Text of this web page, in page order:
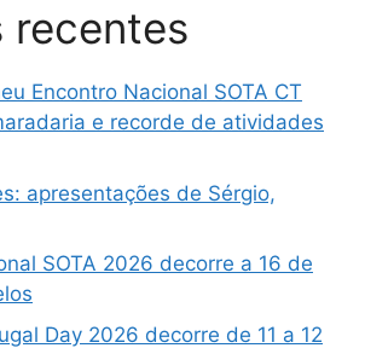
recentes
Encontro Nacional SOTA CT
e recorde de atividades
apresentações de Sérgio,
SOTA 2026 decorre a 16 de
Day 2026 decorre de 11 a 12